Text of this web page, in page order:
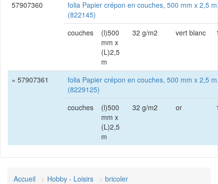
57907360
folia Papier crépon en couches, 500 mm x 2,5
(822145)
couches
(l)500
mm x
(L)2,5
m
32 g/m2 vert blanc
» 57907361
folia Papier crépon en couches, 500 mm x 2,5
(8229125)
couches
(l)500
mm x
(L)2,5
m
32 g/m2 or
Accueil Hobby - Loisirs
bricoler